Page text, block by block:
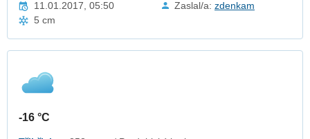
11.01.2017, 05:50 Zaslal/a: zdenkam
5 cm
-16 °C